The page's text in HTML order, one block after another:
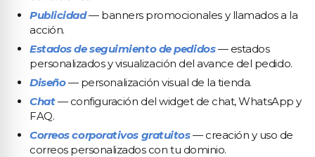
Publicidad— banners promocionales y llamados a la
acción.
Estados de seguimiento de pedidos— estados
personalizados y visualización del avance del pedido.
Diseño— personalización visual de la tienda.
Chat— configuración del widget de chat, WhatsApp y
FAQ.
Correos corporativos gratuitos— creación y uso de
correos personalizados con tu dominio.